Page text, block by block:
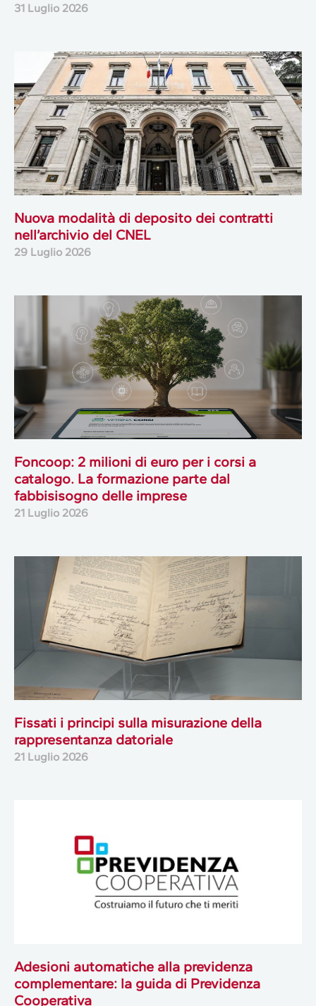
31 Luglio 2026
Nuova modalità di deposito dei contratti
nell’archivio del CNEL
29 Luglio 2026
Foncoop: 2 milioni di euro per i corsi a
catalogo. La formazione parte dal
fabbisisogno delle imprese
21 Luglio 2026
Fissati i principi sulla misurazione della
rappresentanza datoriale
21 Luglio 2026
Adesioni automatiche alla previdenza
complementare: la guida di Previdenza
Cooperativa